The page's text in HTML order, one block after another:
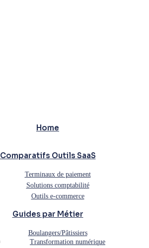
Home
Comparatifs Outils SaaS
Terminaux de paiement
Solutions comptabilité
Outils e-commerce
Guides par Métier
Boulangers/Pâtissiers
Transformation numérique